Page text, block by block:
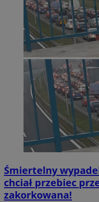
Śmiertelny
chciał przebiec
zakorkowana!